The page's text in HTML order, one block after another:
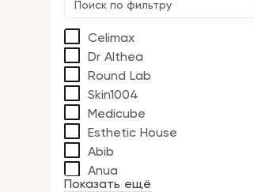
Celimax
Dr Althea
Round Lab
Skin1004
Medicube
Esthetic House
Abib
Anua
Показать ещё